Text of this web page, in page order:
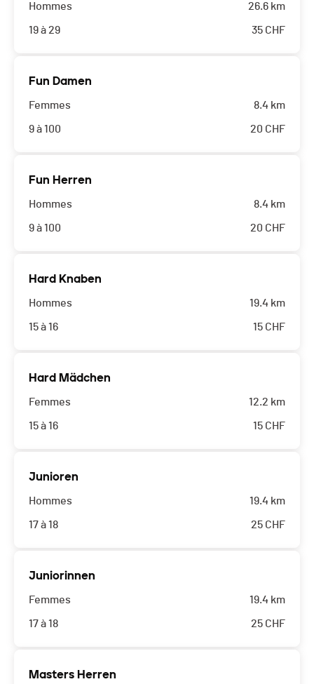
Hommes
19 à 29
26.6 km
35 CHF
Fun Damen
Femmes
9 à 100
8.4 km
20 CHF
Fun Herren
Hommes
9 à 100
8.4 km
20 CHF
Hard Knaben
Hommes
15 à 16
19.4 km
15 CHF
Hard Mädchen
Femmes
15 à 16
12.2 km
15 CHF
Junioren
Hommes
17 à 18
19.4 km
25 CHF
Juniorinnen
Femmes
17 à 18
19.4 km
25 CHF
Masters Herren